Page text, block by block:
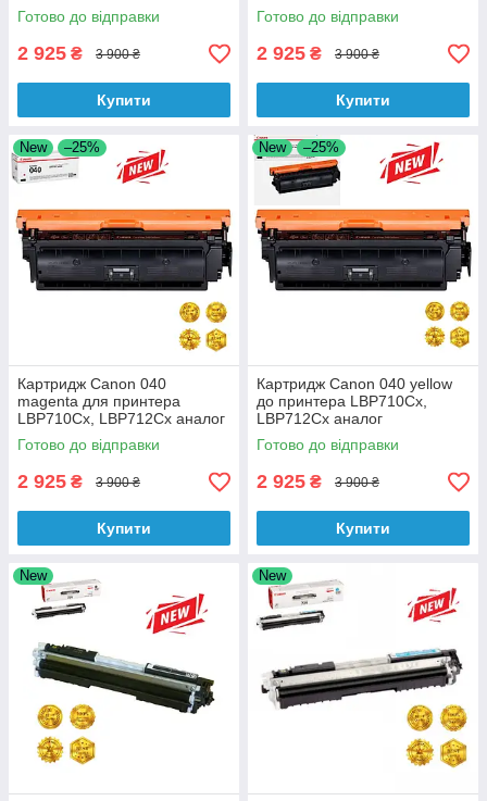
Готово до відправки
2 925 ₴ 3 900 ₴
Купити
Готово до відправки
2 925 ₴ 3 900 ₴
Купити
New –25%
Картридж Canon 040
magenta для принтера
LBP710Cx, LBP712Cx аналог
Готово до відправки
2 925 ₴ 3 900 ₴
Купити
New –25%
Картридж Canon 040 yellow
до принтера LBP710Cx,
LBP712Cx аналог
Готово до відправки
2 925 ₴ 3 900 ₴
Купити
New New